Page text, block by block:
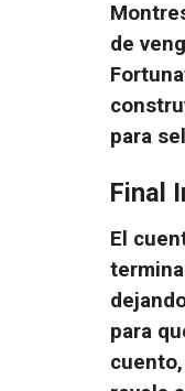
de
para
Final
El
para
cuento,